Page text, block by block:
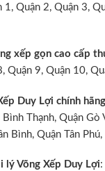
1, Quận 2, Quận 3,
xếp gọn cao cấp
Quận 9, Quận 10,
Duy Lợi chính
Bình Thạnh, Quận Gò
Bình, Quận Tân
lý Võng Xếp Duy Lợi: